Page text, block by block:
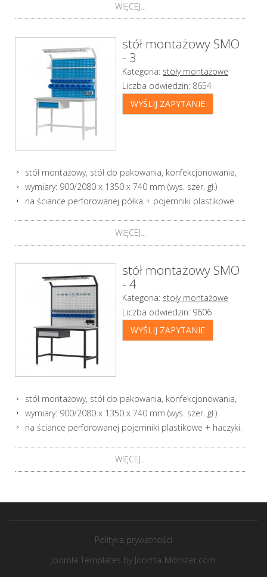
WIĘCEJ...
stół montażowy SMO
- 3
Kategoria: stoły montażowe
Liczba odwiedzin: 8654
WYŚLIJ ZAPYTANIE
stół montażowy, stół do pakowania, konfekcjonowania,
wymiary: 900/2080 x 1350 x 740 mm (wys. szer. gł.)
na ściance perforowanej półka + pojemniki plastikowe.
WIĘCEJ...
stół montażowy SMO
- 4
Kategoria: stoły montażowe
Liczba odwiedzin: 9606
WYŚLIJ ZAPYTANIE
stół montażowy, stół do pakowania, konfekcjonowania,
wymiary: 900/2080 x 1350 x 740 mm (wys. szer. gł.)
na ściance perforowanej pojemniki plastikowe + haczyki.
WIĘCEJ...
Polityka prywatności
Joomla Templates by Joomla-Monster.com